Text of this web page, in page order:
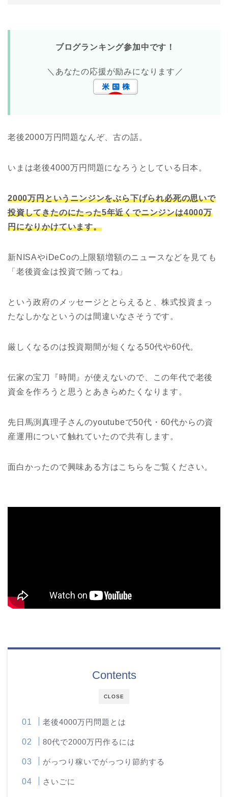
ブログランキング参加中です！
＼あなたの応援が励みになります／
老後2000万円問題なんぞ、古の話。
いまは老後4000万円問題になろうとしている日本。
2000万円というニンジンをぶら下げられ必死の思いで
投資してきたのにたった5年近くでニンジンは4000万
円になりかけています。
新NISAやiDeCoの上限額増額のニュースなどを見ても
「老後資金は投資で賄ってね」
という政府のメッセージととらえると、株式投資まっ
たなしかなというのは間違いなさそうです。
厳しくなるのは投資期間が短くなる50代や60代。
伝家の宝刀『時間』が使えないので、この年代で老後
資金を作ろうと思うとあきらめたくなります。
先日馬渕真理子さんのyoutubeで50代・60代からの資
産運用について触れていたので共有します。
面白かったので興味ある方はこちらをご覧ください。
CLOSE
Contents
老後4000万円問題とは
80代で2000万円作るには
がっつり稼いでがっつり節約する
さいごに